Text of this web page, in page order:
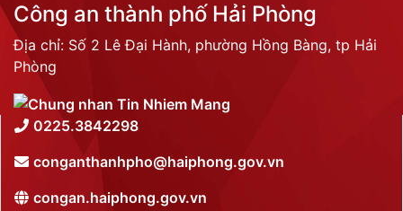
Công an thành phố Hải Phòng
Địa chỉ: Số 2 Lê Đại Hành, phường Hồng Bàng, tp Hải
Phòng
0225.3842298
conganthanhpho@haiphong.gov.vn
congan.haiphong.gov.vn